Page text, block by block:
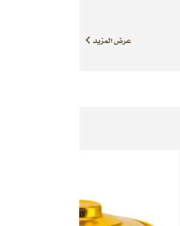
عرض المزيد